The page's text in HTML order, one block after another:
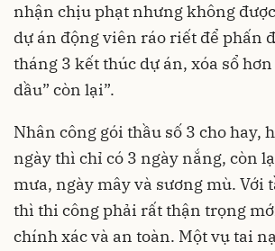
nhận chịu phạt nhưng không
dự án động viên ráo riết để phấn
tháng 3 kết thúc dự án, xóa sổ
dầu” còn lại”.
Nhân công gói thầu số 3 cho hay,
ngày thì chỉ có 3 ngày nắng, còn
mưa, ngày mây và sương mù. Với
thì thi công phải rất thận trọng
chính xác và an toàn. Một vụ tai